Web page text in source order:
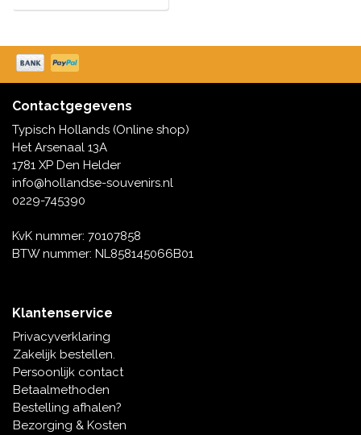
Contactgegevens
Typisch Hollands (Online shop)
Het Arsenaal 13A
1781 XP Den Helder
info@hollandse-souvenirs.nl
0229-745390
KvK nummer: 70107858
BTW nummer: NL858145066B01
Klantenservice
Privacyverklaring
Zakelijk bestellen.
Persoonlijk contact
Betaalmethoden
Bestelling afhalen?
Bezorging & Kosten